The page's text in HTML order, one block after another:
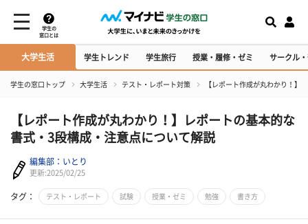
学生の
窓口とは
大学生活 学生トレンド 学生旅行 授業・履修・ゼミ サークル
学生の窓口トップ 大学生活 テスト・レポート対策 【レポート作成が丸わかり！】
【レポート作成が丸わかり！】レポートの基本的な
書式・3段構成・注意点について解説
編集部：いとり
更新:2025/02/25
タグ： テスト・レポート 試験 授業・ゼミ 勉強 書き方